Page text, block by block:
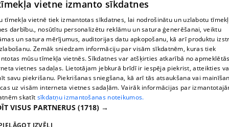
комментариев
TВ-программа
Условия договора
360 Ziņu kontakti
Helio Media
Служба помощи портала: э-почта -
vietne izmanto sīkdatnes
tīmekļa vietnē tiek izmantotas sīkdatnes, lai nodrošinātu un uzlabotu
darbību., nosūtītu personalizētu reklāmu un satura ģenerēšanai, veiktu
un satura mērījumus, auditorijas datu apkopošanu, kā arī produktu
Zemāk sniedzam informāciju par visām sīkdatnēm, kuras tiek
mūsu tīmekļa vietnēs. Sīkdatnes var atšķirties atkarībā no
vietnes sadaļas. Lietotājam jebkurā brīdī ir iespēja piekrist, atteikties
savu piekrišanu. Piekrišanas sniegšana, kā arī tās atsaukšana vai
uz visām interneta vietnes sadaļām. Vairāk informācijas par
skatīt sīkdatņu izmantošanas noteikumos.
VISUS PARTNERUS (1718) →
IZVĒLI